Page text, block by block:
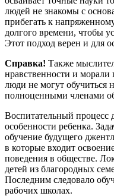
людей не знакомы с
прибегать к
долгого времени, чтобы
Этот подход верен и для
Справка! Также
нравственности и морали
люди не могут обучиться
полноценными членами
Воспитательный процесс
особенности ребенка.
обучение будущего
в которые входит
поведения в обществе.
детей из благородных
Последним следовало
рабочих школах.